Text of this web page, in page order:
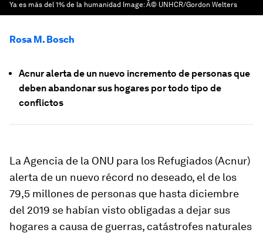
Ya es más del 1% de la humanidad Image:Â© UNHCR/Gordon Welters
Rosa M. Bosch
Acnur alerta de un nuevo incremento de personas que
deben abandonar sus hogares por todo tipo de
conflictos
La Agencia de la ONU para los Refugiados (Acnur)
alerta de un nuevo récord no deseado, el de los
79,5 millones de personas que hasta diciembre
del 2019 se habían visto obligadas a dejar sus
hogares a causa de guerras, catástrofes naturales